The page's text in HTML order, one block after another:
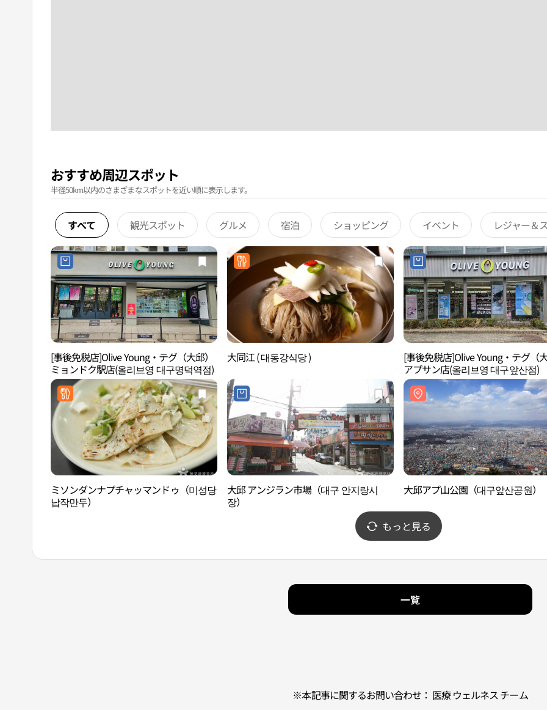
おすすめ周辺スポット
半径50km以内のさまざまなスポットを近い順に表示します。
すべて 観光スポット グルメ 宿泊 ショッピング イベント レジャー＆
[事後免税店]Olive Young・テグ（大邱）
ミョンドク駅店(올리브영 대구명덕역점)
大同江 ( 대동강식당 )
[事後免税店]Olive Young・テグ（
アプサン店(올리브영 대구앞산점)
ミソンダンナプチャッマンドゥ（미성당
납작만두）
大邱 アンジラン市場（대구 안지랑시
장）
大邱アプ山公園（대구앞산공원）
もっと見る
一覧
※本記事に関するお問い合わせ： 医療 ウェルネス チーム